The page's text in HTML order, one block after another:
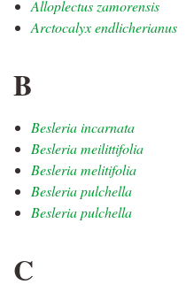
Alloplectus zamorensis
Arctocalyx endlicherianus
B
Besleria incarnata
Besleria meilittifolia
Besleria melitifolia
Besleria pulchella
Besleria pulchella
C